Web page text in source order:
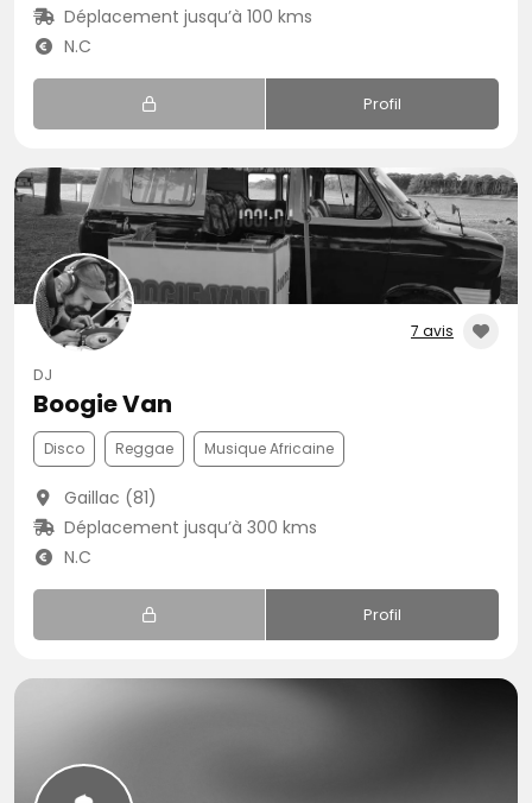
Déplacement jusqu’à 100 kms
N.C
Profil
7 avis
DJ
Boogie Van
Disco Reggae Musique Africaine
Gaillac (81)
Déplacement jusqu’à 300 kms
N.C
Profil